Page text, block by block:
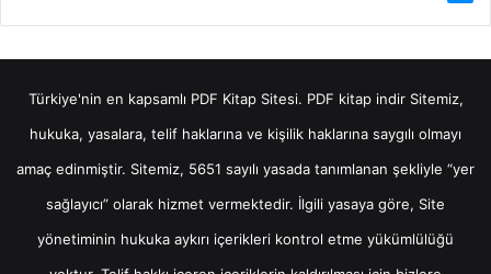
Türkiye'nin en kapsamlı PDF Kitap Sitesi. PDF kitap indirSitemiz,
hukuka, yasalara, telif haklarına ve kişilik haklarına saygılı olmayı
amaç edinmiştir. Sitemiz, 5651 sayılı yasada tanımlanan şekliyle “yer
sağlayıcı” olarak hizmet vermektedir. İlgili yasaya göre, Site
yönetiminin hukuka aykırı içerikleri kontrol etme yükümlülüğü